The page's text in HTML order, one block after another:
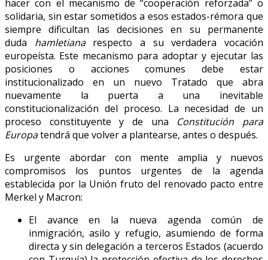
hacer con el mecanismo de “cooperación reforzada” o
solidaria, sin estar sometidos a esos estados-rémora que
siempre dificultan las decisiones en su permanente
duda hamletianarespecto a su verdadera vocación
europeísta. Este mecanismo para adoptar y ejecutar las
posiciones o acciones comunes debe estar
institucionalizado en un nuevo Tratado que abra
nuevamente la puerta a una inevitable
constitucionalización del proceso. La necesidad de un
proceso constituyente y de una Constitución para
Europatendrá que volver a plantearse, antes o después.
Es urgente abordar con mente amplia y nuevos
compromisos los puntos urgentes de la agenda
establecida por la Unión fruto del renovado pacto entre
Merkel y Macron:
El avance en la nueva agenda común de
inmigración, asilo y refugio, asumiendo de forma
directa y sin delegación a terceros Estados (acuerdo